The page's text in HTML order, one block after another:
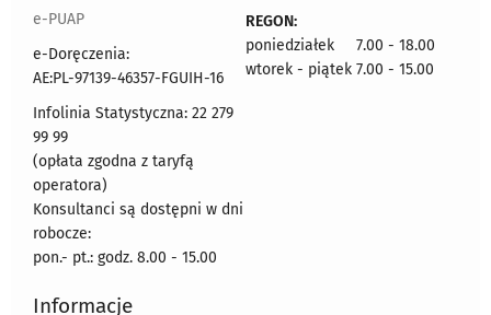
e-PUAP
e-Doręczenia:
AE:PL-97139-46357-FGUIH-16
Infolinia Statystyczna: 22 279
99 99
(opłata zgodna z taryfą
operatora)
Konsultanci są dostępni w dni
robocze:
pon.- pt.: godz. 8.00 - 15.00
REGON:
poniedziałek 7.00 - 18.00
wtorek - piątek 7.00 - 15.00
Informacje